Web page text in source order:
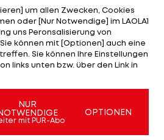
Das Unfallopfer wird per
gebracht und soll
über starke Schmerzen
habe er sich eine
zugezogen. Lebensgefahr
um allen Zwecken, Cookies
oder [Nur Notwendige] im LAOLA1
uns Peronsalisierung von
können mit [Optionen] auch eine
Sie können Ihre Einstellungen
links unten bzw. über den Link in
NUR
mit PUR-Abo
OPTIONEN